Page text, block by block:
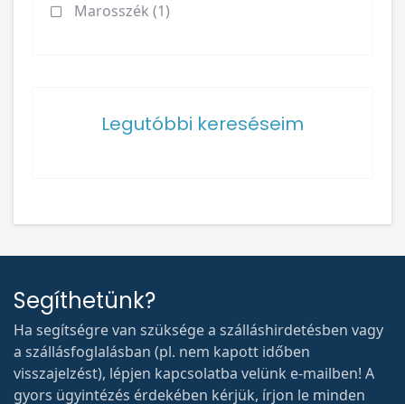
Marosszék (1)
Legutóbbi kereséseim
Segíthetünk?
Ha segítségre van szüksége a szálláshirdetésben vagy
a szállásfoglalásban (pl. nem kapott időben
visszajelzést), lépjen kapcsolatba velünk e-mailben! A
gyors ügyintézés érdekében kérjük, írjon le minden